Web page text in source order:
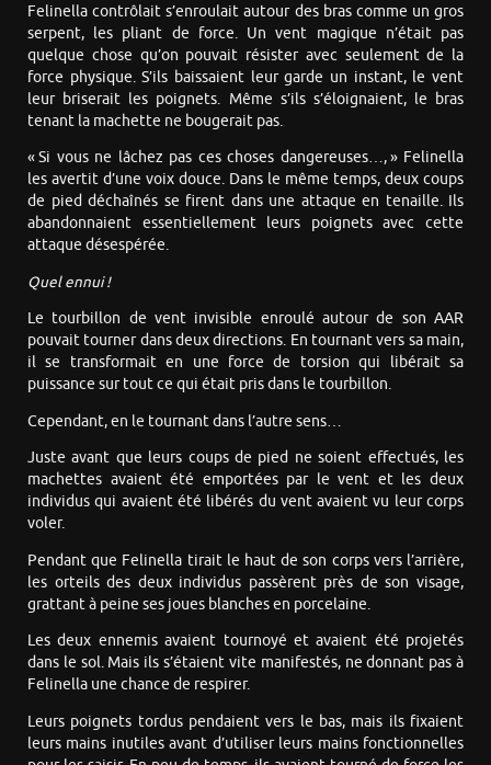
Felinella contrôlait s’enroulait autour des bras comme un gros
serpent, les pliant de force. Un vent magique n’était pas
quelque chose qu’on pouvait résister avec seulement de la
force physique. S’ils baissaient leur garde un instant, le vent
leur briserait les poignets. Même s’ils s’éloignaient, le bras
tenant la machette ne bougerait pas.
« Si vous ne lâchez pas ces choses dangereuses…, » Felinella
les avertit d’une voix douce. Dans le même temps, deux coups
de pied déchaînés se firent dans une attaque en tenaille. Ils
abandonnaient essentiellement leurs poignets avec cette
attaque désespérée.
Quel ennui !
Le tourbillon de vent invisible enroulé autour de son AAR
pouvait tourner dans deux directions. En tournant vers sa main,
il se transformait en une force de torsion qui libérait sa
puissance sur tout ce qui était pris dans le tourbillon.
Cependant, en le tournant dans l’autre sens…
Juste avant que leurs coups de pied ne soient effectués, les
machettes avaient été emportées par le vent et les deux
individus qui avaient été libérés du vent avaient vu leur corps
voler.
Pendant que Felinella tirait le haut de son corps vers l’arrière,
les orteils des deux individus passèrent près de son visage,
grattant à peine ses joues blanches en porcelaine.
Les deux ennemis avaient tournoyé et avaient été projetés
dans le sol. Mais ils s’étaient vite manifestés, ne donnant pas à
Felinella une chance de respirer.
Leurs poignets tordus pendaient vers le bas, mais ils fixaient
leurs mains inutiles avant d’utiliser leurs mains fonctionnelles